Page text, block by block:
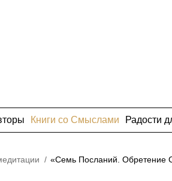
Книги со Смыслами Радости
/ «Семь Посланий. Обретение